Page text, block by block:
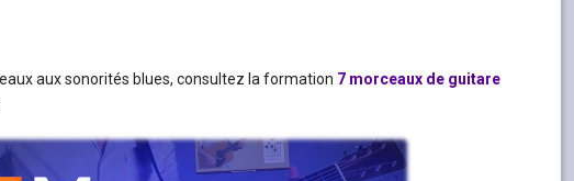
aux sonorités blues, consultez la formation 7 morceaux de guitare